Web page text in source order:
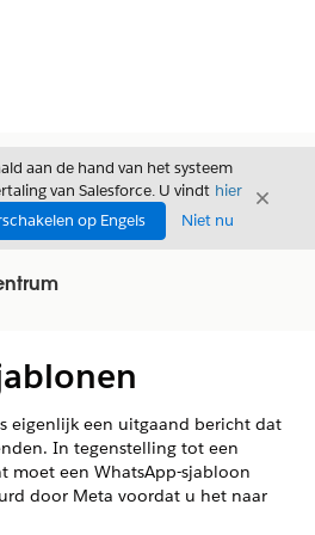
aan de hand van het systeem
van Salesforce. U vindt hier
op Engels Niet nu
Sluiten
eigenlijk een uitgaand bericht dat
In tegenstelling tot een
moet een WhatsApp-sjabloon
door Meta voordat u het naar